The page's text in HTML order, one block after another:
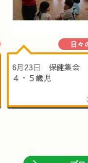
日々
6月23日 保健集会
４・５歳児